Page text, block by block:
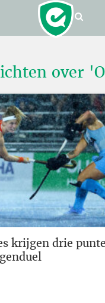
over
krijgen drie